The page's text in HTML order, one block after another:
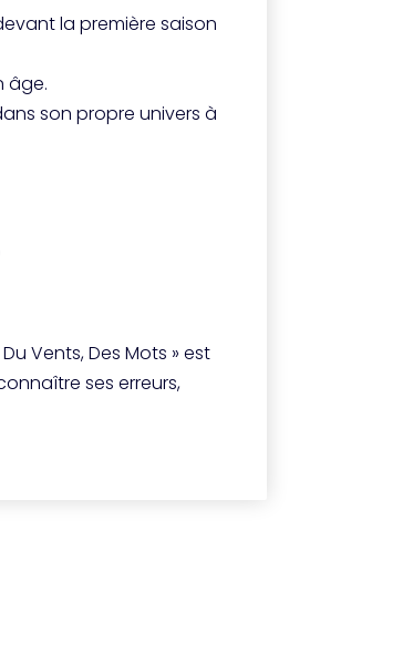
la première saison
âge.
son propre univers à
Vents, Des Mots » est
ses erreurs,